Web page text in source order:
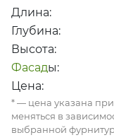
Длина:
Глубина:
Высота:
Фасады:
Цена:
* — цена указана
меняться в
выбранной